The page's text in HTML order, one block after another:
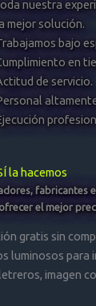
nuestra
mejor solución.
bajo
en
de servicio.
la hacemos
fabricantes
el mejor
gratis sin
luminosos para
imagen